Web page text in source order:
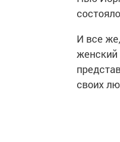
И все
женский
своих